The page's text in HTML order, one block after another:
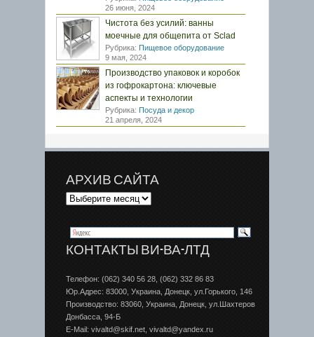
26 июня, 2024
Чистота без усилий: ванны
моечные для общепита от Sclad
Рубрика: Пищевое оборудование
9 мая, 2024
Производство упаковок и коробок
из гофрокартона: ключевые
аспекты и технологии
Рубрика: Посуда и декор
21 апреля, 2024
АРХИВ САЙТА
КОНТАКТЫ ВИ-ВА-ЛТД
Телефон: (062) 340 56 28, (062) 332 86 83
Юр.Адрес: 83000, Украина, Донецк, ул.Горького, 146
Производство: 83060, Украина, Донецк, ул.Шахтеров
Донбаcса, 94-Б
E-Mail: vivaltd@skif.net, vivaltd@yandex.ru